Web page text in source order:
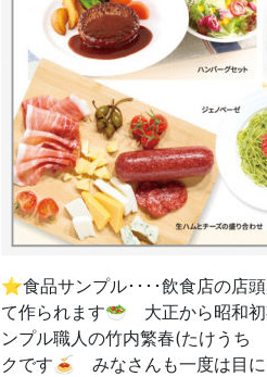
⭐️食品サンプル････飲食店の店
て作られます🥗 大正から昭和
ンプル職人の竹内繁春(たけうち
クです🍝 みなさんも一度は目に